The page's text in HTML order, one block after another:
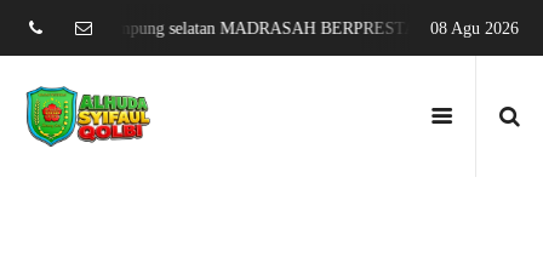
jati agung lampung selatan MADRASAH BERPRESTASI DAN08 Agu 2026